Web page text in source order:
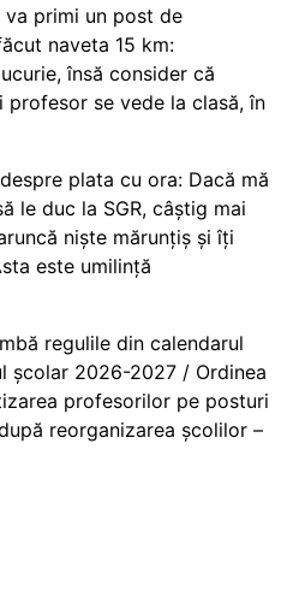
primi un post de
naveta 15 km:
însă consider că
profesor se vede la clasă, în
plata cu ora: Dacă mă
le duc la SGR, câștig mai
niște mărunțiș și îți
este umilință
regulile din calendarul
școlar 2026-2027 / Ordinea
profesorilor pe posturi
reorganizarea școlilor –